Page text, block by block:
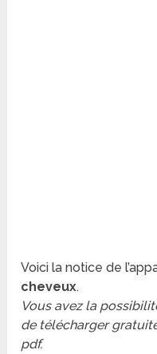
Voici la notice de
cheveux.
Vous avez la
de télécharger
pdf.